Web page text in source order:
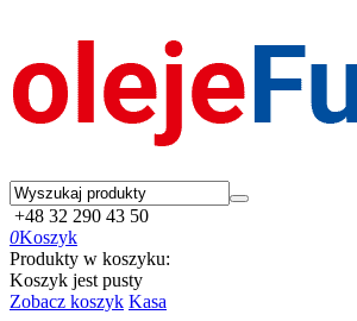
+48 32 290 43 50
0Koszyk
Produkty w koszyku:
Koszyk jest pusty
Zobacz koszyk Kasa